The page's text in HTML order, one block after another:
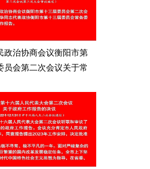
政治协商会议衡阳市第
员会第二次会议关于常